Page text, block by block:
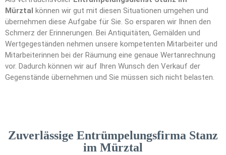
Mürztal
können wir gut mit diesen Situationen umgehen und
übernehmen diese Aufgabe für Sie. So ersparen wir Ihnen den
Schmerz der Erinnerungen. Bei Antiquitäten, Gemälden und
Wertgegeständen nehmen unsere kompetenten Mitarbeiter und
Mitarbeiterinnen bei der Räumung eine genaue Wertanrechnung
vor. Dadurch können wir auf Ihren Wunsch den Verkauf der
Gegenstände übernehmen und Sie müssen sich nicht belasten.
Zuverlässige Entrümpelungsfirma Stanz
im Mürztal